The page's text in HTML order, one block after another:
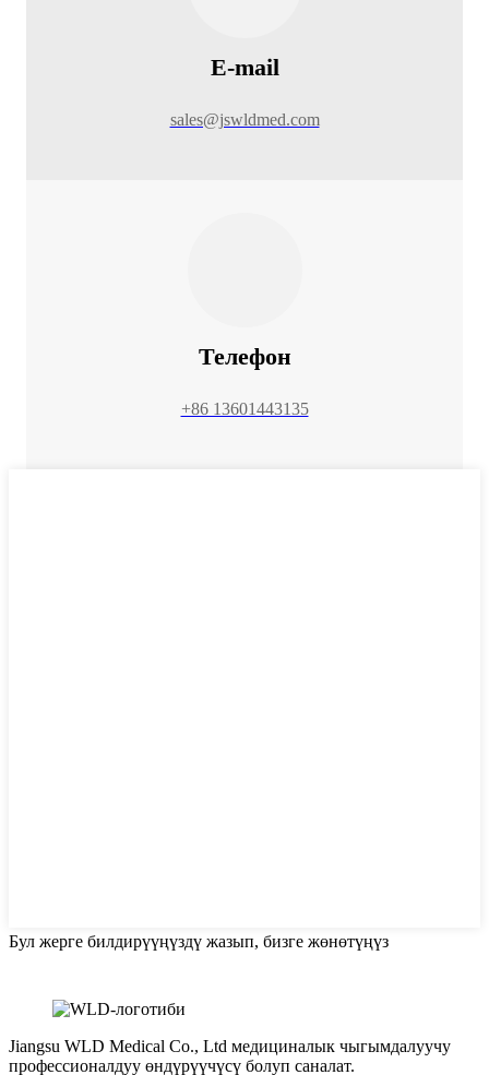
E-mail
sales@jswldmed.com
Телефон
+86 13601443135
Бул жерге билдирүүңүздү жазып, бизге жөнөтүңүз
Jiangsu WLD Medical Co., Ltd медициналык чыгымдалуучу
профессионалдуу өндүрүүчүсү болуп саналат.